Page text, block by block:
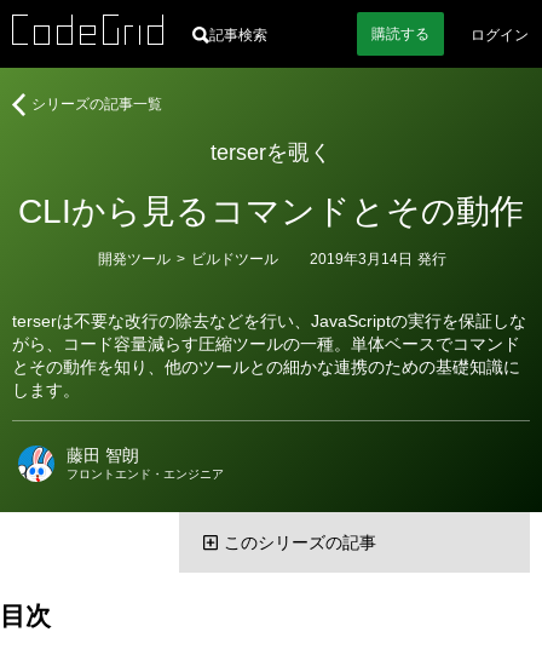
記事検索 購読する ログイン
terserを覗く
CLIから見るコマンドとその動作
terserは不要な改行の除去などを行い、JavaScriptの実行を保証しな
がら、コード容量減らす圧縮ツールの一種。単体ベースでコマンド
とその動作を知り、他のツールとの細かな連携のための基礎知識に
します。
カ
ー
開発ツール > ビルドツール 2019年3月14日 発行
者
藤田 智朗
フロントエンド・エンジニア
terser
シリーズの記事一覧
このシリーズの記事
目次